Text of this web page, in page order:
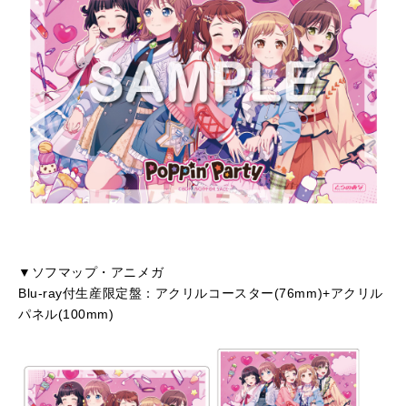
▼ソフマップ・アニメガ
Blu-ray付生産限定盤：アクリルコースター(76mm)+アクリル
パネル(100mm)